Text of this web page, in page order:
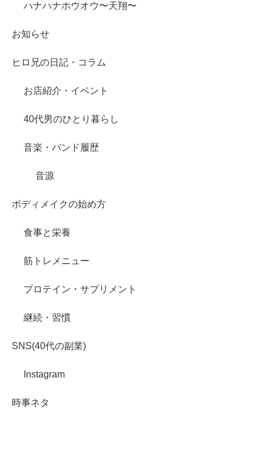
ハナハナホウオウ〜天翔〜
お知らせ
ヒロ兄の日記・コラム
お店紹介・イベント
40代男のひとり暮らし
音楽・バンド履歴
音源
ボディメイクの始め方
食事と栄養
筋トレメニュー
プロテイン・サプリメント
継続・習慣
SNS(40代の副業)
Instagram
時事ネタ